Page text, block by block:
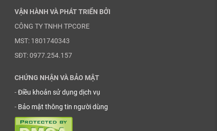
VẬN HÀNH VÀ PHÁT TRIỂN BỞI
CÔNG TY TNHH TPCORE
MST: 1801740343
SĐT: 0977.254.157
CHỨNG NHẬN VÀ BẢO MẬT
-Điều khoản sử dụng dịch vụ
- Bảo mật thông tin người dùng